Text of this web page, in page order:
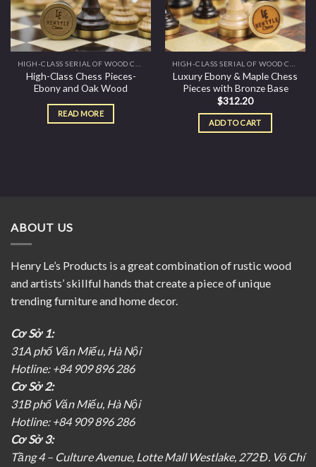
High-Class Chess Pieces-
Ebony and Oak Wood
READ MORE
Luxury Ebony & Maple Chess
Pieces with Bronze Base
$312.20
ADD TO CART
ABOUT US
Henry Le’s Products is a great combination of rustic wood
and artists’ skillful hands that create a piece of unique
trending furniture and home decor.
Cơ Sở 1:
31A phố Văn Miếu, Hà Nội
Hotline: +84 909 896 286
Cơ Sở 2:
31B phố Văn Miếu, Hà Nội
Hotline: +84 909 896 286
Cơ Sở 3:
Tầng 4 – Culture Avenue, Lotte Mall Westlake, 272 Đ. Võ Chí